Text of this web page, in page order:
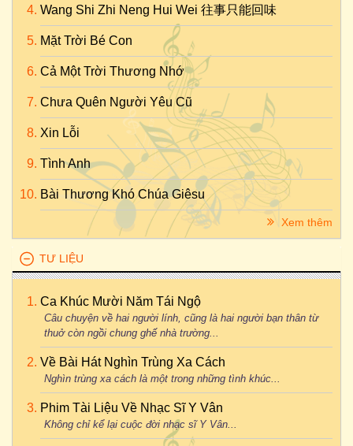
Wang Shi Zhi Neng Hui Wei 往事只能回味
Mặt Trời Bé Con
Cả Một Trời Thương Nhớ
Chưa Quên Người Yêu Cũ
Xin Lỗi
Tình Anh
Bài Thương Khó Chúa Giêsu
Xem thêm
TƯ LIỆU
Ca Khúc Mười Năm Tái Ngộ
Câu chuyện về hai người lính, cũng là hai người bạn thân từ
thuở còn ngồi chung ghế nhà trường...
Về Bài Hát Nghìn Trùng Xa Cách
Nghìn trùng xa cách là một trong những tình khúc...
Phim Tài Liệu Về Nhạc Sĩ Y Vân
Không chỉ kể lại cuộc đời nhạc sĩ Y Vân...